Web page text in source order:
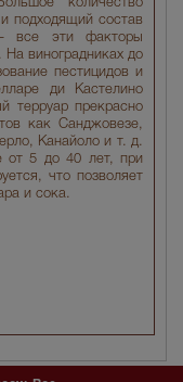
количество
подходящий состав
– все эти факторы
виноградниках до
пестицидов и
ди Кастелино
терруар прекрасно
как Санджовезе,
Канайоло и т. д.
от 5 до 40 лет, при
что позволяет
и сока.